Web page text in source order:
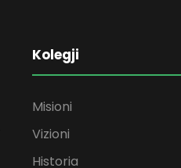
Kolegji
Misioni
Vizioni
Historia